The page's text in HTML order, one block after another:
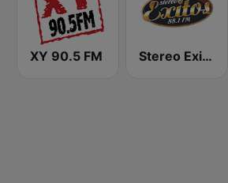
XY 90.5 FM Stereo Exitos 88.1 FM